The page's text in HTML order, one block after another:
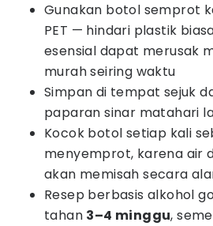
Gunakan botol semprot
PET — hindari plastik
esensial dapat merusak
murah seiring waktu
Simpan di tempat sejuk
paparan sinar matahari
Kocok botol setiap kali
menyemprot, karena air
akan memisah secara
Resep berbasis alkohol
tahan 3–4 minggu,